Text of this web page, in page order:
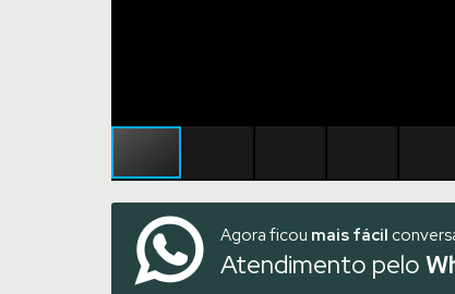
Agora ficou mais fácil
Atendimento pelo